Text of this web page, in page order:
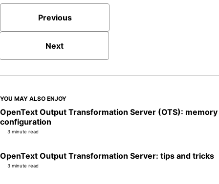
Previous
Next
YOU MAY ALSO ENJOY
OpenText Output Transformation Server (OTS): memory
configuration
3 minute read
OpenText Output Transformation Server: tips and tricks
3 minute read